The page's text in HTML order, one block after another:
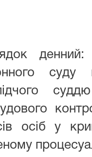
денний:
суду
осіб у